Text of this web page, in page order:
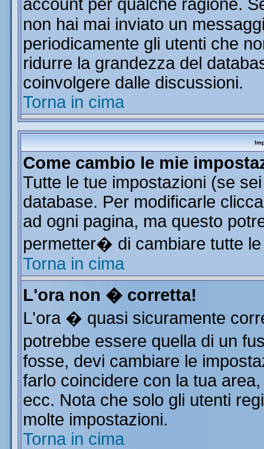
account per qualche ragione.
non hai mai inviato un
periodicamente gli utenti che
ridurre la grandezza del
coinvolgere dalle discussioni.
Torna in cima
Come cambio le mie
Tutte le tue impostazioni (se
database. Per modificarle
ad ogni pagina, ma questo
permetter� di cambiare tutte
Torna in cima
L'ora non � corretta!
L'ora � quasi sicuramente
potrebbe essere quella di un
fosse, devi cambiare le
farlo coincidere con la tua
ecc. Nota che solo gli utenti
molte impostazioni.
Torna in cima